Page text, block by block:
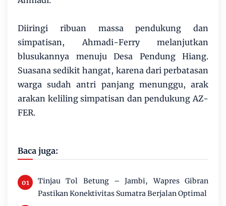
Diiringi ribuan massa pendukung dan
simpatisan, Ahmadi-Ferry melanjutkan
blusukannya menuju Desa Pendung Hiang.
Suasana sedikit hangat, karena dari perbatasan
warga sudah antri panjang menunggu, arak
arakan keliling simpatisan dan pendukung AZ-
FER.
Baca juga:
Tinjau Tol Betung – Jambi, Wapres Gibran
Pastikan Konektivitas Sumatra Berjalan Optimal